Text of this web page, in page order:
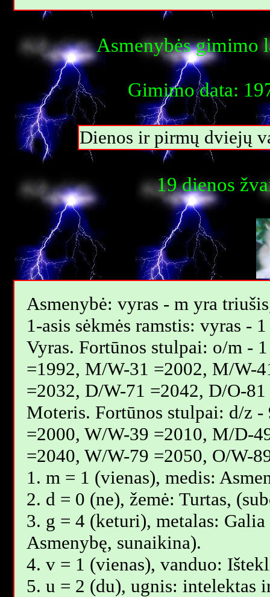
Asmenybės gimimo
Gimimo data:
Dienos ir pirmų dviejų
19 dienos
Asmenybė: vyras - m yra
1-asis sėkmės ramstis: vyras -
Vyras. Fortūnos stulpai: o/m -
=1992, M/W-31 =2002, M/W-
=2032, D/W-71 =2042, D/O-
Moteris. Fortūnos stulpai: d/z
=2000, W/W-39 =2010, M/D-
=2040, W/W-79 =2050, O/W-
1. m = 1 (vienas), medis:
2. d = 0 (ne), žemė: Turtas,
3. g = 4 (keturi), metalas:
Asmenybę, sunaikina).
4. v = 1 (vienas), vanduo:
5. u = 2 (du), ugnis: intelektas